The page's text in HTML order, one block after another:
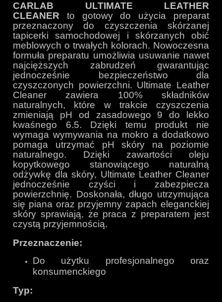
CARLAB ULTIMATE LEATHER
CLEANER to gotowy do użycia preparat
przeznaczony do czyszczenia skórzanej
tapicerki samochodowej i skórzanych obić
meblowych o trwałych kolorach. Nowoczesna
formuła preparatu umożliwia usuwanie nawet
najcięższych zabrudzeń gwarantując
jednocześnie bezpieczeństwo dla
czyszczonych powierzchni. Ultimate Leather
Cleaner zawiera 100% składników
naturalnych, które w trakcie czyszczenia
zmieniają pH od zasadowego 9 do lekko
kwaśnego 6.5. Dzięki temu produkt nie
wymaga wymywania na mokro a dodatkowo
pomaga utrzymać pH skóry na poziomie
naturalnego. Dzięki zawartości oleju
kopytkowego stanowiącego naturalną
odżywkę dla skóry, Ultimate Leather Cleaner
jednocześnie czyści i zabezpiecza
powierzchnię. Doskonała, długo utrzymująca
się piana oraz przyjemny zapach eleganckiej
skóry sprawiają, że praca z preparatem jest
czystą przyjemnością.
Przeznaczenie:
Do użytku profesjonalnego oraz
konsumenckiego
Typ: